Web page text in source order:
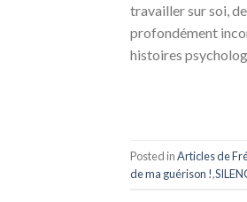
travailler sur soi,
profondément
histoires
Posted inArticles de
de ma guérison !,